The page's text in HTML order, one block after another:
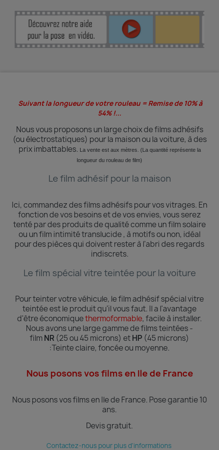
Suivant la longueur de votre rouleau = Remise de 10% à
54% !...
Nous vous proposons un large choix de films adhésifs
(ou électrostatiques) pour la maison ou la voiture, à des
prix imbattables. La vente est aux mètres. (La quantité représentela
longueur du rouleau de film)
Le film adhésif pour la maison
Ici, commandez des films adhésifs pour vos vitrages. En
fonction de vos besoins et de vos envies, vous serez
tenté par des produits de qualité comme un film solaire
ou un film intimité translucide , à motifs ou non, idéal
pour des pièces qui doivent rester à l'abri des regards
indiscrets.
Le film spécial vitre teintée pour la voiture
Pour teinter votre véhicule, le film adhésif spécial vitre
teintée est le produit qu'il vous faut. Il a l'avantage
d'être économiquethermoformable, facile à installer.
Nous avons une large gamme de films teintées -
filmNR (25 ou 45 microns) etHP (45 microns)
:Teinteclaire, foncée ou moyenne.
Nous posons vos films en Ile de France
Nous posons vos films en Ile de France. Pose garantie 10
ans.
Devis gratuit.
Contactez-nous pour plus d'informations